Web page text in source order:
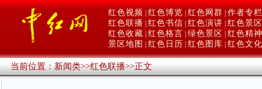
红色视频 红色博览 红色网群 作者专栏
红色联播 红色书信 红色演讲 红色景区
红色收藏 红色格言 绿色景区
红色精神
景区地图
红色日历 红色图库 红色文化
当前位置：新闻类>>红色联播>>正文